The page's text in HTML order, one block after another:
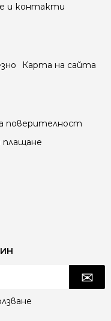
и контакти
Карта на сайта
поверителност